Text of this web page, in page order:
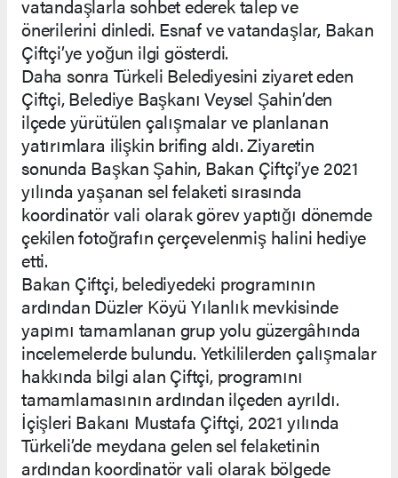
vatandaşlarla sohbet ederek talep ve
önerilerini dinledi. Esnaf ve vatandaşlar, Bakan
Çiftçi’ye yoğun ilgi gösterdi.
Daha sonra Türkeli Belediyesini ziyaret eden
Çiftçi, Belediye Başkanı Veysel Şahin’den
ilçede yürütülen çalışmalar ve planlanan
yatırımlara ilişkin brifing aldı. Ziyaretin
sonunda Başkan Şahin, Bakan Çiftçi’ye 2021
yılında yaşanan sel felaketi sırasında
koordinatör vali olarak görev yaptığı dönemde
çekilen fotoğrafın çerçevelenmiş halini hediye
etti.
Bakan Çiftçi, belediyedeki programının
ardından Düzler Köyü Yılanlık mevkisinde
yapımı tamamlanan grup yolu güzergâhında
incelemelerde bulundu. Yetkililerden çalışmalar
hakkında bilgi alan Çiftçi, programını
tamamlamasının ardından ilçeden ayrıldı.
İçişleri Bakanı Mustafa Çiftçi, 2021 yılında
Türkeli’de meydana gelen sel felaketinin
ardından koordinatör vali olarak bölgede